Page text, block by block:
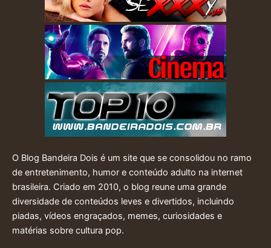
O Blog Bandeira Dois é um site que se consolidou no ramo
de entretenimento, humor e conteúdo adulto na internet
brasileira. Criado em 2010, o blog reune uma grande
diversidade de conteúdos leves e divertidos, incluindo
piadas, vídeos engraçados, memes, curiosidades e
matérias sobre cultura pop.